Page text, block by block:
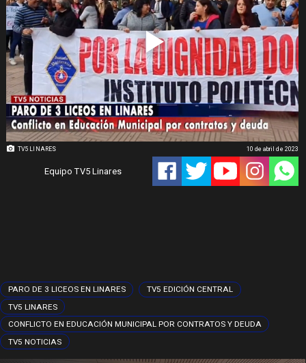
TV5 LINARES
Equipo TV5 Linares
10 de abril de 2023
PARO DE 3 LICEOS EN LINARES
TV5 EDICIÓN CENTRAL
TV5 LINARES
CONFLICTO EN EDUCACIÓN MUNICIPAL POR CONTRATOS Y DEUDA
TV5 NOTICIAS